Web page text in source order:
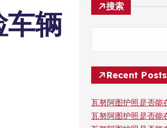
车辆
搜索
Recent Posts
瓦努阿图护照是否能
瓦努阿图护照是否能